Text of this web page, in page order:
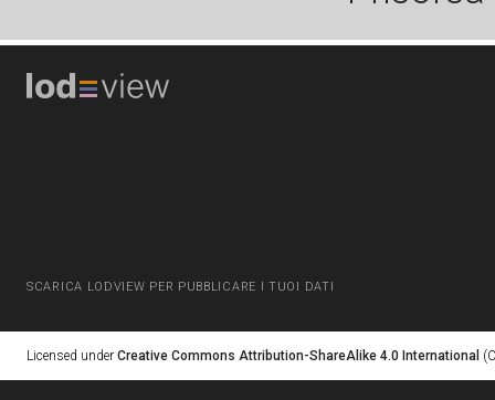
SCARICA LODVIEW PER PUBBLICARE I TUOI DATI
Licensed under Creative Commons Attribution-ShareAlike 4.0 International